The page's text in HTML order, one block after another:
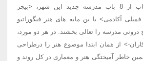
به این برخورد، دو باب از 8 باب مدرسه جدید این شهر، <بیچر
آکادمی> با بن مایه های هنر فیگوراتیو
مدرسه را تعالی بخشند. در هر دو مورد،
> از همان ابتدا موضوع هنر را درطراحی
خاطر آمیختگی هنر و معماری در کل روند و